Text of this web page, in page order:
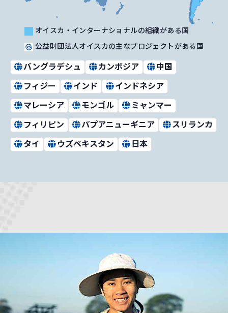
オイスカ・インターナショナルの組織がある国
公益財団法人オイスカの主なプロジェクトがある国
バングラデシュ カンボジア
中国
フィジー
インド
インドネシア
マレーシア
モンゴル
ミャンマー
フィリピン
パプアニューギニア
スリランカ
タイ
ウズベキスタン 日本